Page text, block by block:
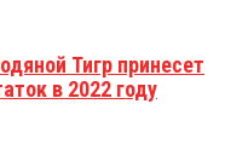
Тигр принесет
в 2022 году